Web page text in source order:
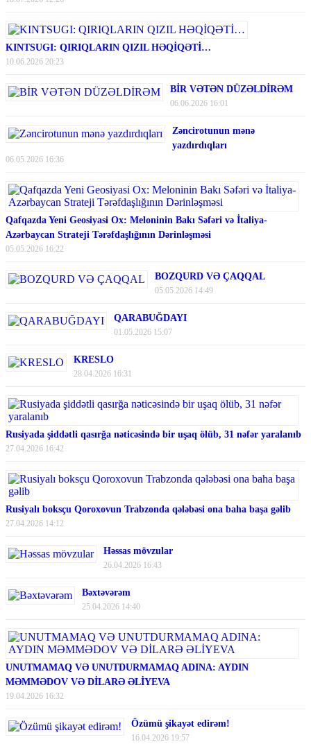
KINTSUGI: QIRIQLARIN QIZIL HƏQİQƏTİ…
10.06.2026 20:23
BİR VƏTƏN DÜZƏLDİRƏM
06.06.2026 16:01
Zəncirotunun mənə
yazdırdıqları
06.05.2026 16:36
Qafqazda Yeni Geosiyasi Ox: Meloninin Bakı Səfəri və İtaliya-
Azərbaycan Strateji Tərəfdaşlığının Dərinləşməsi
05.05.2026 16:22
BOZQURD VƏ ÇAQQAL
05.05.2026 14:49
QARABUĞDAYI
01.05.2026 15:07
KRESLO
28.04.2026 16:31
Rusiyada şiddətli qasırğa nəticəsində bir uşaq ölüb, 31 nəfər yaralanıb
27.04.2026 16:42
Rusiyalı boksçu Qoroxovun Trabzonda qələbəsi ona baha başa gəlib
27.04.2026 14:12
Həssas mövzular
26.04.2026 16:43
Bəxtəvərəm
25.04.2026 14:40
UNUTMAMAQ VƏ UNUTDURMAMAQ ADINA: AYDIN
MƏMMƏDOV VƏ DİLARƏ ƏLİYEVA
19.04.2026 16:32
Özümü şikayət edirəm!
16.04.2026 19:57